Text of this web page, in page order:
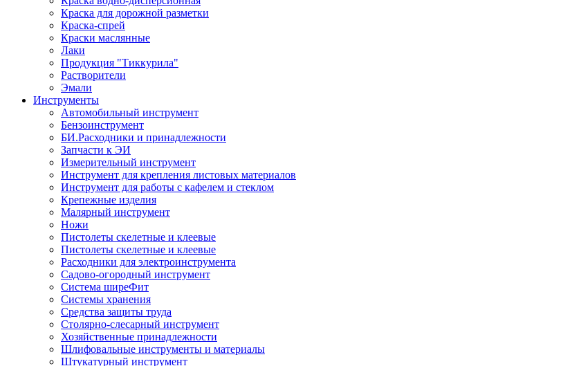
Краска для дорожной разметки
Краска-спрей
Краски маслянные
Лаки
Продукция "Тиккурила"
Растворители
Эмали
Инструменты
Автомобильный инструмент
Бензоинструмент
БИ.Расходники и принадлежности
Запчасти к ЭИ
Измерительный инструмент
Инструмент для крепления листовых материалов
Инструмент для работы с кафелем и стеклом
Крепежные изделия
Малярный инструмент
Ножи
Пистолеты скелетные и клеевые
Пистолеты скелетные и клеевые
Расходники для электроинструмента
Садово-огородный инструмент
Система ширеФит
Системы хранения
Средства защиты труда
Столярно-слесарный инструмент
Хозяйственные принадлежности
Шлифовальные инструменты и материалы
Штукатурный инструмент